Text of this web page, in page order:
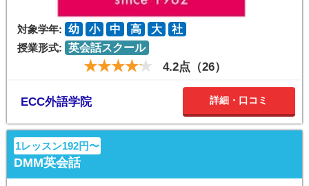
対象学年: 幼 小 中 高 大
社
授業形式: 英会話スクール
4.2点（26）
ECC外語学院 詳細・口コミ
1レッスン192円〜
DMM英会話